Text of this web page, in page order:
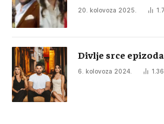
20. kolovoza 2025.
Divlje srce epizoda
6. kolovoza 2024.